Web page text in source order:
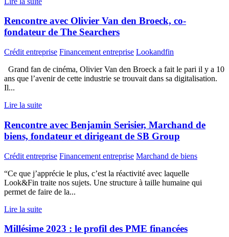
Rencontre avec Olivier Van den Broeck, co-
fondateur de The Searchers
Crédit entreprise Financement entreprise Lookandfin
Grand fan de cinéma, Olivier Van den Broeck a fait le pari il y a 10
ans que l’avenir de cette industrie se trouvait dans sa digitalisation.
Il...
Lire la suite
Rencontre avec Benjamin Serisier, Marchand de
biens, fondateur et dirigeant de SB Group
Crédit entreprise Financement entreprise Marchand de biens
“Ce que j’apprécie le plus, c’est la réactivité avec laquelle
Look&Fin traite nos sujets. Une structure à taille humaine qui
permet de faire de la...
Lire la suite
Millésime 2023 : le profil des PME financées